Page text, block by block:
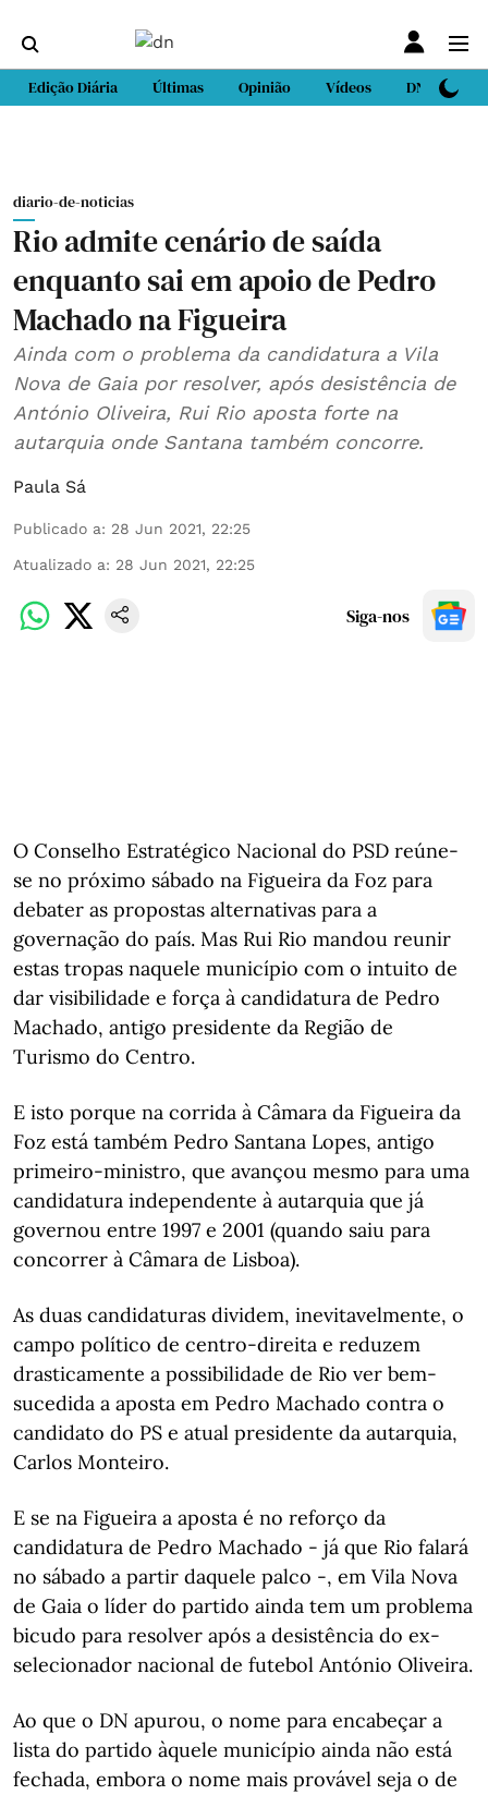
Edição Diária Últimas Opinião Vídeos DN Sport
diario-de-noticias
Rio admite cenário de saída
enquanto sai em apoio de Pedro
Machado na Figueira
Ainda com o problema da candidatura a Vila
Nova de Gaia por resolver, após desistência de
António Oliveira, Rui Rio aposta forte na
autarquia onde Santana também concorre.
Paula Sá
Publicado a: 28 Jun 2021, 22:25
Atualizado a: 28 Jun 2021, 22:25
Siga-nos
O Conselho Estratégico Nacional do PSD reúne-
se no próximo sábado na Figueira da Foz para
debater as propostas alternativas para a
governação do país. Mas Rui Rio mandou reunir
estas tropas naquele município com o intuito de
dar visibilidade e força à candidatura de Pedro
Machado, antigo presidente da Região de
Turismo do Centro.
E isto porque na corrida à Câmara da Figueira da
Foz está também Pedro Santana Lopes, antigo
primeiro-ministro, que avançou mesmo para uma
candidatura independente à autarquia que já
governou entre 1997 e 2001 (quando saiu para
concorrer à Câmara de Lisboa).
As duas candidaturas dividem, inevitavelmente, o
campo político de centro-direita e reduzem
drasticamente a possibilidade de Rio ver bem-
sucedida a aposta em Pedro Machado contra o
candidato do PS e atual presidente da autarquia,
Carlos Monteiro.
E se na Figueira a aposta é no reforço da
candidatura de Pedro Machado - já que Rio falará
no sábado a partir daquele palco -, em Vila Nova
de Gaia o líder do partido ainda tem um problema
bicudo para resolver após a desistência do ex-
selecionador nacional de futebol António Oliveira.
Ao que o DN apurou, o nome para encabeçar a
lista do partido àquele município ainda não está
fechada, embora o nome mais provável seja o de